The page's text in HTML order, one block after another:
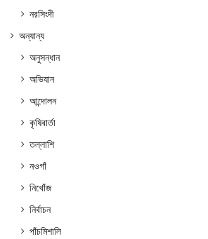
নরসিংদী
অন্যান্য
অনুসন্ধান
অভিযান
আন্দোলন
কৃষিবার্তা
তল্লাশি
নওগাঁ
নিখোঁজ
নির্বাচন
পাঁচমিশালি